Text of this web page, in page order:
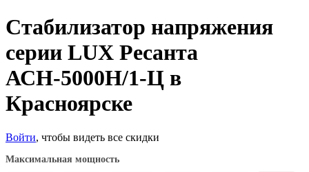
Стабилизатор напряжения
серии LUX Ресанта
АСН-5000Н/1-Ц в
Красноярске
Войти, чтобы видеть все скидки
Максимальная мощность